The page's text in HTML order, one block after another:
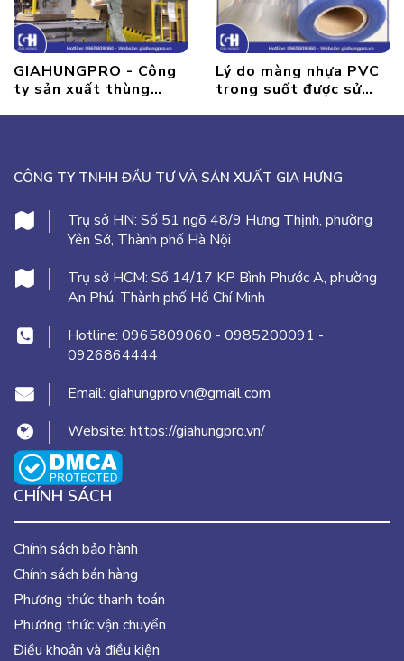
GIAHUNGPRO - Công
ty sản xuất thùng
Lý do màng nhựa PVC
trong suốt được sử
CÔNG TY TNHH ĐẦU TƯ VÀ SẢN XUẤT GIA HƯNG
Trụ sở HN: Số 51 ngõ 48/9 Hưng Thịnh, phường
Yên Sở, Thành phố Hà Nội
Trụ sở HCM: Số 14/17 KP Bình Phước A, phường
An Phú, Thành phố Hồ Chí Minh
Hotline: 0965809060 - 0985200091 -
0926864444
Email: giahungpro.vn@gmail.com
Website: https://giahungpro.vn/
CHÍNH SÁCH
Chính sách bảo hành
Chính sách bán hàng
Phương thức thanh toán
Phương thức vận chuyển
Điều khoản và điều kiện